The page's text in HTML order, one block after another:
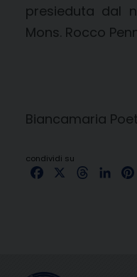
presieduta dal
Mons. Rocco
Biancamaria
condividi su
FacebookThreads